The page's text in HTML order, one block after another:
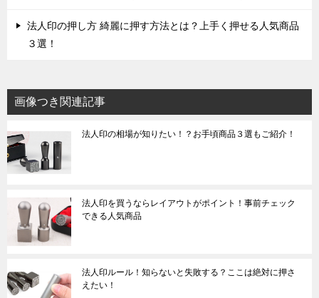
法人印の押し方 綺麗に押す方法とは？上手く押せる人気商品
３選！
画像つき関連記事
法人印の相場が知りたい！？お手頃商品３選もご紹介！
法人印を買うならレイアウトがポイント！事前チェック
できる人気商品
法人印ルール！知らないと失敗する？ここは絶対に押さ
えたい！